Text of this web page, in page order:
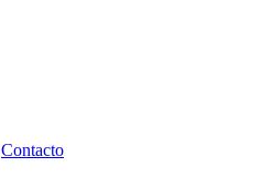
Contacto